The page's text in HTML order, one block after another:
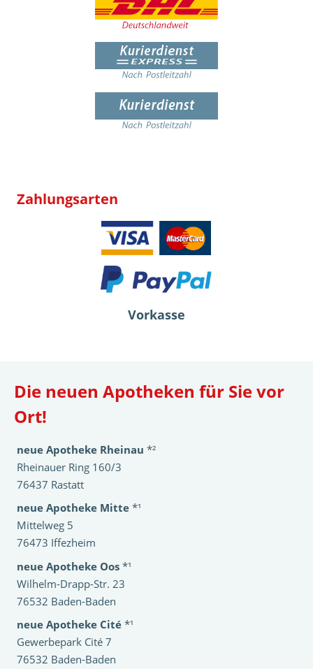
Zahlungsarten
Vorkasse
Die neuen Apotheken für Sie vor
Ort!
neue Apotheke Rheinau *²
Rheinauer Ring 160/3
76437 Rastatt
neue Apotheke Mitte *¹
Mittelweg 5
76473 Iffezheim
neue Apotheke Oos *¹
Wilhelm-Drapp-Str. 23
76532 Baden-Baden
neue Apotheke Cité *¹
Gewerbepark Cité 7
76532 Baden-Baden